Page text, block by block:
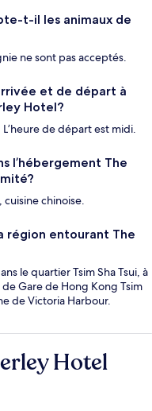
t-il les animaux de
ne sont pas acceptés.
et de départ à
Hotel?
de départ est midi.
l’hébergement The
cuisine chinoise.
région entourant The
le quartier Tsim Sha Tsui, à
Gare de Hong Kong Tsim
de Victoria Harbour.
Hotel